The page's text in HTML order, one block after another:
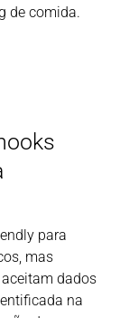
de comida.
para
mas
dados
na